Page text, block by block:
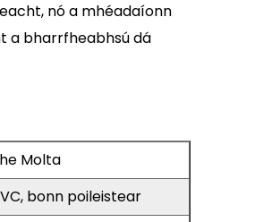
nó a mhéadaíonn
a bharrfheabhsú dá
Molta
bonn poileistear